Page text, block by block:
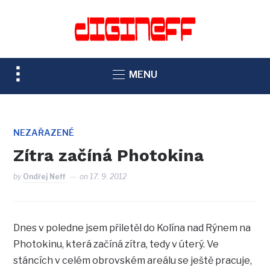
TOGGLE
SIDEBAR
NAVIGATION
MENU
NEZAŘAZENÉ
Zítra začíná Photokina
by Ondřej Neff on17. 9. 2012
Dnes v poledne jsem přiletěl do Kolína nad Rýnem na
Photokinu, která začíná zítra, tedy v úterý. Ve
stáncích v celém obrovském areálu se ještě pracuje,